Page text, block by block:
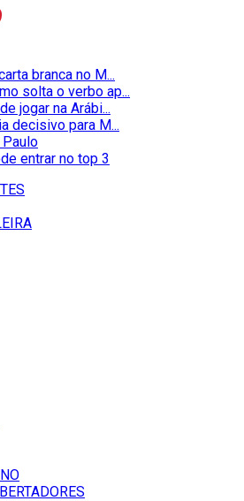
branca no M...
solta o verbo ap...
jogar na Arábi...
decisivo para M...
Paulo
entrar no top 3